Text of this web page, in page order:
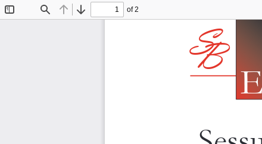
Find Previous
Next
of 2
S
B
SB 24 (2015 3) I Bozza:Layout 1  31/07/